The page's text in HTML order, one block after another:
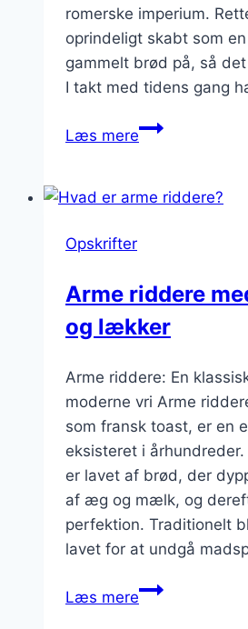
romerske imperium.
oprindeligt skabt som
gammelt brød på, så
I takt med tidens gang
Læs mereArme
vaniljesukker:
Opskrifter
Arme riddere
og lækker
Arme riddere: En
moderne vri Arme
som fransk toast, er en
eksisteret i
er lavet af brød, der
af æg og mælk, og
perfektion. Traditionelt
lavet for at undgå
Læs mereArme